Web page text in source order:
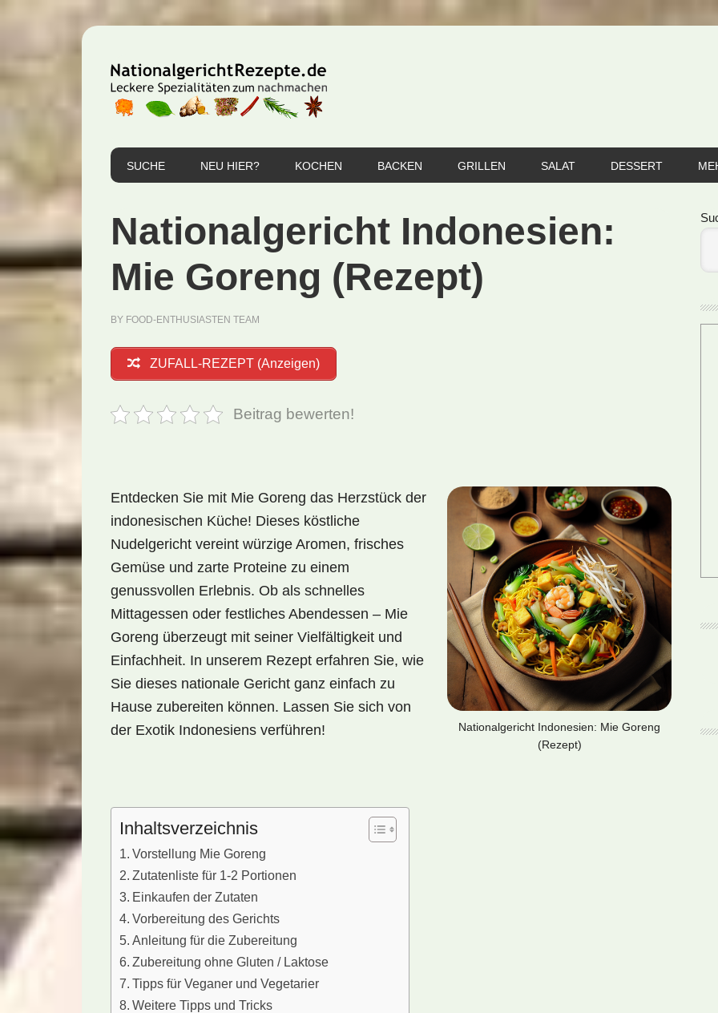
Hauptnavigation
SUCHE NEU HIER? KOCHEN BACKEN GRILLEN SALAT DESSERT
Nationalgericht Indonesien:
Mie Goreng (Rezept)
BY FOOD-ENTHUSIASTEN TEAM
ZUFALL-REZEPT (Anzeigen)
Beitrag bewerten!
Nationalgericht Indonesien: Mie Goreng
(Rezept)
Entdecken Sie mit Mie Goreng das Herzstück der
indonesischen Küche! Dieses köstliche
Nudelgericht vereint würzige Aromen, frisches
Gemüse und zarte Proteine zu einem
genussvollen Erlebnis. Ob als schnelles
Mittagessen oder festliches Abendessen – Mie
Goreng überzeugt mit seiner Vielfältigkeit und
Einfachheit. In unserem Rezept erfahren Sie, wie
Sie dieses nationale Gericht ganz einfach zu
Hause zubereiten können. Lassen Sie sich von
der Exotik Indonesiens verführen!
Inhaltsverzeichnis
Vorstellung Mie Goreng
Zutatenliste für 1-2 Portionen
Einkaufen der Zutaten
Vorbereitung des Gerichts
Anleitung für die Zubereitung
Zubereitung ohne Gluten / Laktose
Tipps für Veganer und Vegetarier
Weitere Tipps und Tricks